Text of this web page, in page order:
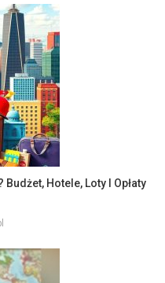
Hotele, Loty I Opłaty